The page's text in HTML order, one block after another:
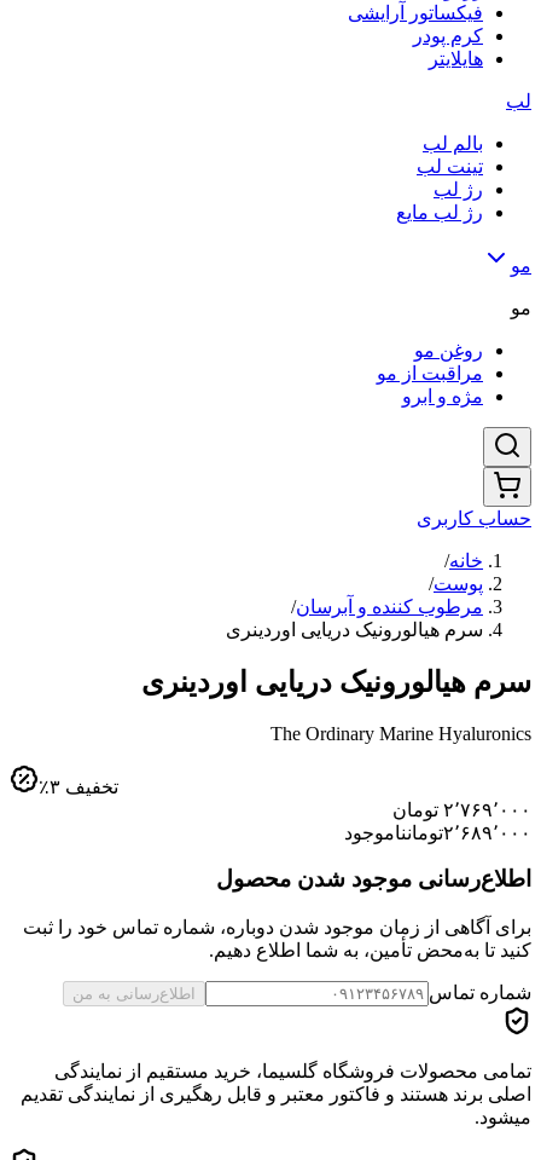
فیکساتور آرایشی
کرم پودر
هایلایتر
لب
بالم لب
تینت لب
رژ لب
رژ لب مایع
مو
مو
روغن مو
مراقبت از مو
مژه و ابرو
حساب کاربری
خانه/
پوست/
مرطوب کننده و آبرسان/
سرم هیالورونیک دریایی اوردینری
سرم هیالورونیک دریایی اوردینری
The Ordinary Marine Hyaluronics
٪۳ تخفیف
۲٬۷۶۹٬۰۰۰ تومان
۲٬۶۸۹٬۰۰۰تومانناموجود
اطلاع‌رسانی موجود شدن محصول
برای آگاهی از زمان موجود شدن دوباره، شماره تماس خود را ثبت
کنید تا به‌محض تأمین، به شما اطلاع دهیم.
شماره تماس اطلاع‌رسانی به من
تمامی محصولات فروشگاه گلسیما، خرید مستقیم از نمایندگی
اصلی برند هستند و فاکتور معتبر و قابل رهگیری از نمایندگی تقدیم
میشود.